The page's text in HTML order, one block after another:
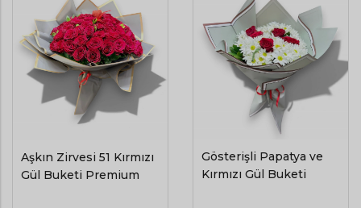
Aşkın Zirvesi 51 Kırmızı
Gül Buketi Premium
Gösterişli Papatya ve
Kırmızı Gül Buketi